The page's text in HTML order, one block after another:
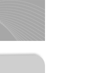
voir tous les partenaires